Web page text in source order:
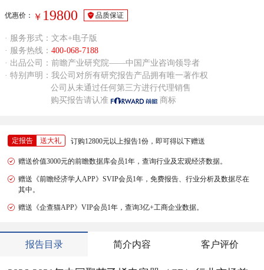
优惠价： ￥ 19800 品质保证
· 服务形式：文本+电子版
· 服务热线： 400-068-7188
· 出品公司：前瞻产业研究院——中国产业咨询领导者
· 特别声明：我公司对所有研究报告产品拥有唯一著作权
公司从未通过任何第三方进行代理销售
购买报告请认准
商标
定报告 送大礼 订购12800元以上报告1份，即可得以下赠送
赠送价值3000元的前瞻数据库会员1年，查询行业及宏观经济数据。
赠送《前瞻经济学人APP》SVIP会员1年，免费报告、行业分析及数据尽在
其中。
赠送《企查猫APP》VIP会员1年，查询3亿+工商企业数据。
报告目录 简介内容 客户评价